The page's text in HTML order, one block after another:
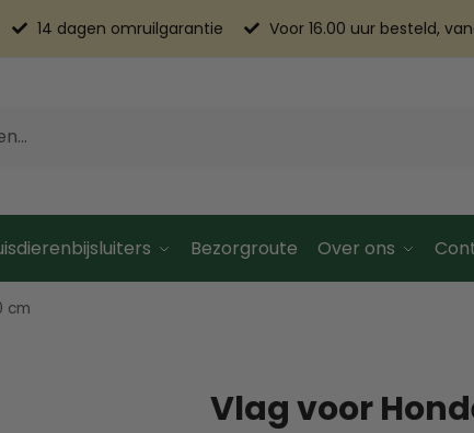
14 dagen omruilgarantie Voor 16.00 uur besteld,
Bezorgroute Over ons
cm
Vlag voor